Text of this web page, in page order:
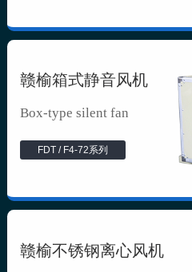
赣榆箱式静音风机
Box-type silent fan
FDT / F4-72系列
赣榆不锈钢离心风机